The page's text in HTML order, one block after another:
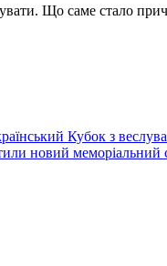
Що саме стало
Кубок з
новий меморіальний